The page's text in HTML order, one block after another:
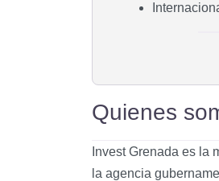
Quienes
Invest Grenada es la
la agencia